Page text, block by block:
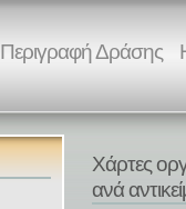
Περιγραφή Δράσης
Χάρτες
ανά